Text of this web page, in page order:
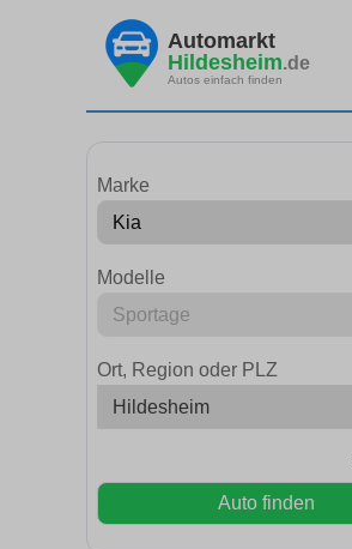
Automarkt
Hildesheim.de
Autos einfach finden
Marke
Modelle
Ort, Region oder PLZ
Auto finden